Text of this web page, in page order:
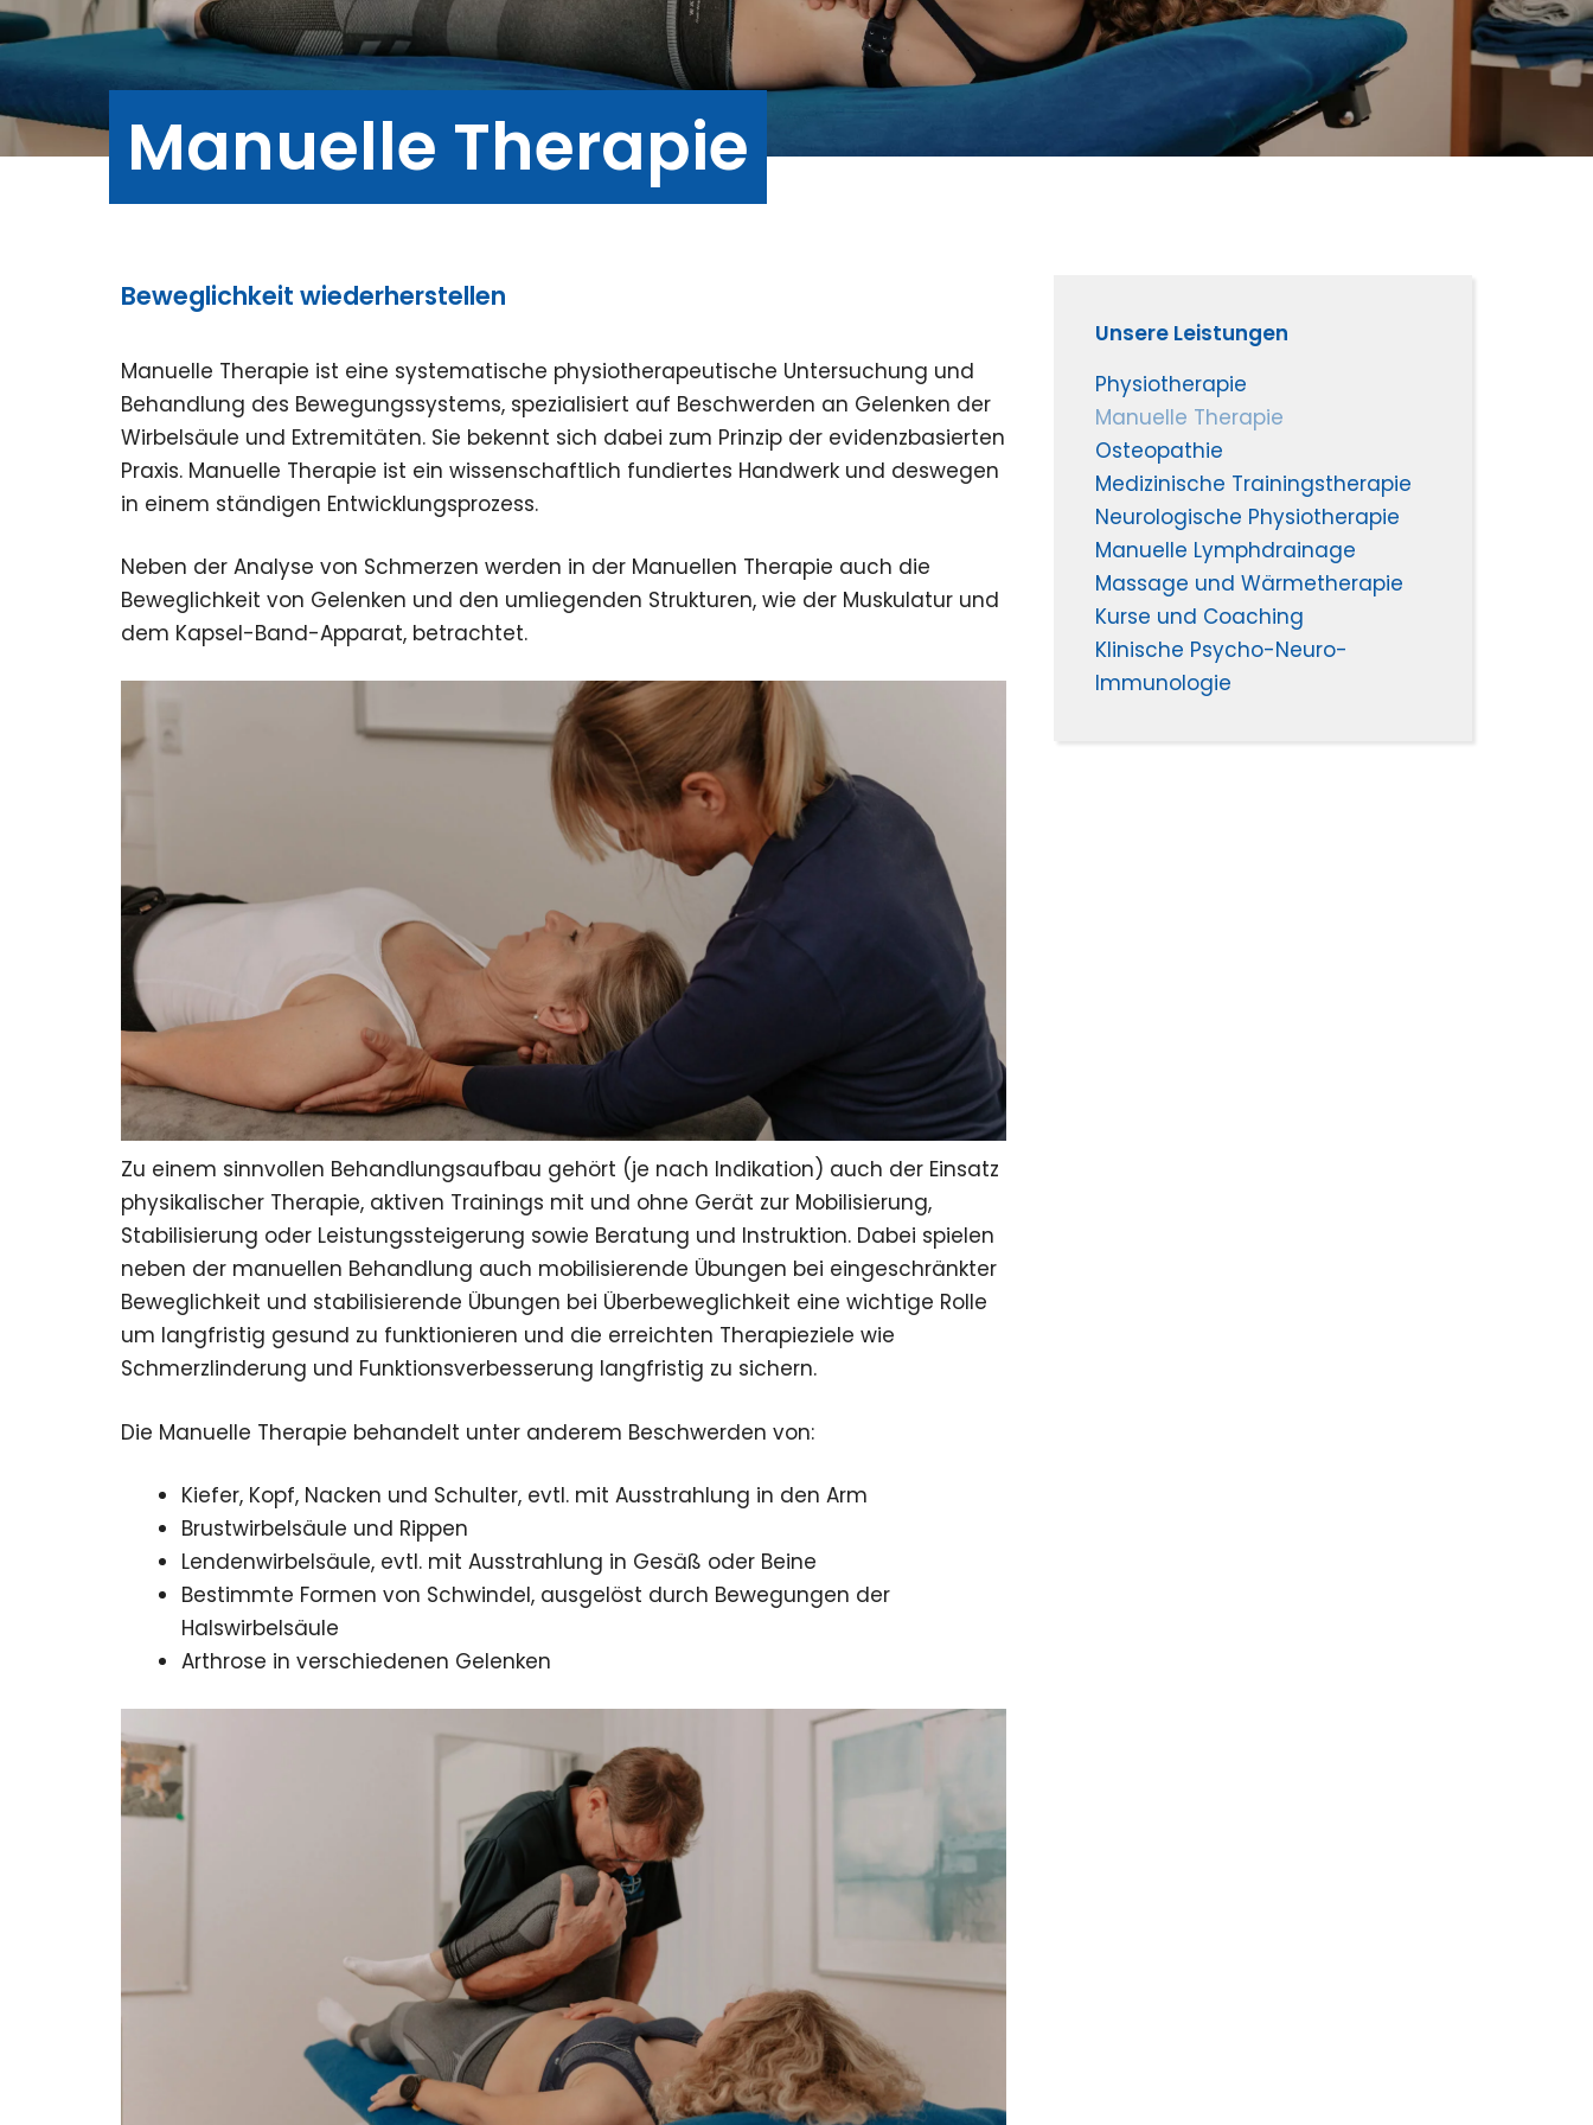
Manuelle Therapie
Beweglichkeit wiederherstellen
Manuelle Therapie ist eine systematische physiotherapeutische Untersuchung und
Behandlung des Bewegungssystems, spezialisiert auf Beschwerden an Gelenken der
Wirbelsäule und Extremitäten. Sie bekennt sich dabei zum Prinzip der evidenzbasierten
Praxis. Manuelle Therapie ist ein wissenschaftlich fundiertes Handwerk und deswegen
in einem ständigen Entwicklungsprozess.
Neben der Analyse von Schmerzen werden in der Manuellen Therapie auch die
Beweglichkeit von Gelenken und den umliegenden Strukturen, wie der Muskulatur und
dem Kapsel-Band-Apparat, betrachtet.
Zu einem sinnvollen Behandlungsaufbau gehört (je nach Indikation) auch der Einsatz
physikalischer Therapie, aktiven Trainings mit und ohne Gerät zur Mobilisierung,
Stabilisierung oder Leistungssteigerung sowie Beratung und Instruktion. Dabei spielen
neben der manuellen Behandlung auch mobilisierende Übungen bei eingeschränkter
Beweglichkeit und stabilisierende Übungen bei Überbeweglichkeit eine wichtige Rolle
um langfristig gesund zu funktionieren und die erreichten Therapieziele wie
Schmerzlinderung und Funktionsverbesserung langfristig zu sichern.
Die Manuelle Therapie behandelt unter anderem Beschwerden von:
Kiefer, Kopf, Nacken und Schulter, evtl. mit Ausstrahlung in den Arm
Brustwirbelsäule und Rippen
Lendenwirbelsäule, evtl. mit Ausstrahlung in Gesäß oder Beine
Bestimmte Formen von Schwindel, ausgelöst durch Bewegungen der
Halswirbelsäule
Arthrose in verschiedenen Gelenken
Unsere Leistungen
Physiotherapie
Manuelle Therapie
Osteopathie
Medizinische Trainingstherapie
Neurologische Physiotherapie
Manuelle Lymphdrainage
Massage und Wärmetherapie
Kurse und Coaching
Klinische Psycho-Neuro-
Immunologie